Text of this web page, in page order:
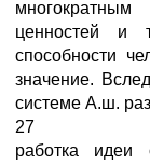
ценностей и
способности
значение.
системе А.ш.
27
работка